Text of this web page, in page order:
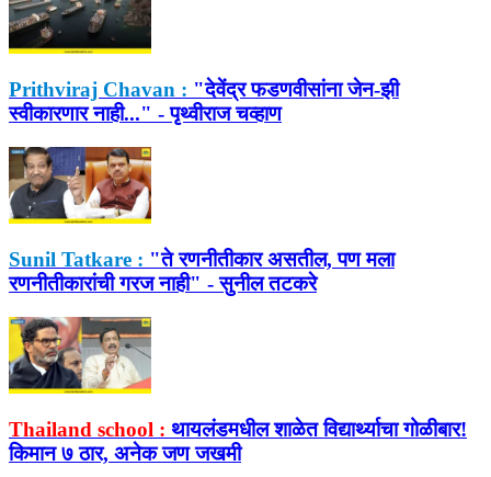
Prithviraj Chavan : "देवेंद्र फडणवीसांना जेन-झी
स्वीकारणार नाही..." - पृथ्वीराज चव्हाण
Sunil Tatkare : "ते रणनीतीकार असतील, पण मला
रणनीतीकारांची गरज नाही" - सुनील तटकरे
Thailand school : थायलंडमधील शाळेत विद्यार्थ्याचा गोळीबार!
किमान ७ ठार, अनेक जण जखमी